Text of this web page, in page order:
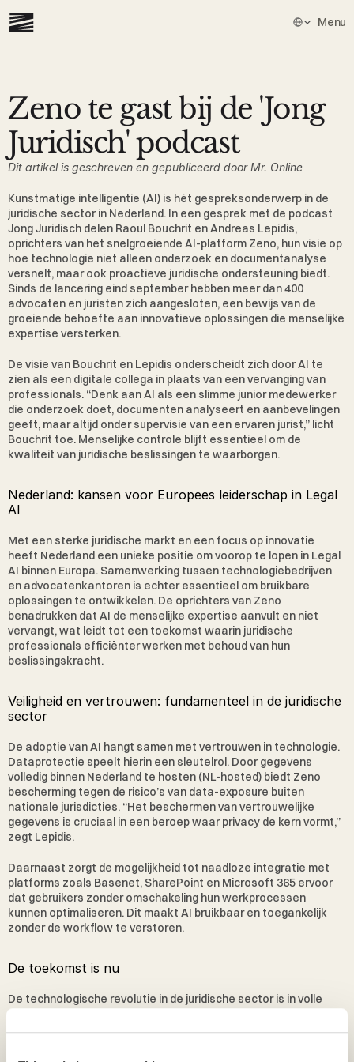
Menu
Zeno te gast bij de 'Jong
Juridisch' podcast
Dit artikel is geschreven en gepubliceerd door Mr. Online
Kunstmatige intelligentie (AI) is hét gespreksonderwerp in de
juridische sector in Nederland. In een gesprek met de podcast
Jong Juridisch delen Raoul Bouchrit en Andreas Lepidis,
oprichters van het snelgroeiende AI-platform Zeno, hun visie op
hoe technologie niet alleen onderzoek en documentanalyse
versnelt, maar ook proactieve juridische ondersteuning biedt.
Sinds de lancering eind september hebben meer dan 400
advocaten en juristen zich aangesloten, een bewijs van de
groeiende behoefte aan innovatieve oplossingen die menselijke
expertise versterken.
De visie van Bouchrit en Lepidis onderscheidt zich door AI te
zien als een digitale collega in plaats van een vervanging van
professionals. “Denk aan AI als een slimme junior medewerker
die onderzoek doet, documenten analyseert en aanbevelingen
geeft, maar altijd onder supervisie van een ervaren jurist,” licht
Bouchrit toe. Menselijke controle blijft essentieel om de
kwaliteit van juridische beslissingen te waarborgen.
Nederland: kansen voor Europees leiderschap in Legal
AI
Met een sterke juridische markt en een focus op innovatie
heeft Nederland een unieke positie om voorop te lopen in Legal
AI binnen Europa. Samenwerking tussen technologiebedrijven
en advocatenkantoren is echter essentieel om bruikbare
oplossingen te ontwikkelen. De oprichters van Zeno
benadrukken dat AI de menselijke expertise aanvult en niet
vervangt, wat leidt tot een toekomst waarin juridische
professionals efficiënter werken met behoud van hun
beslissingskracht.
Veiligheid en vertrouwen: fundamenteel in de juridische
sector
De adoptie van AI hangt samen met vertrouwen in technologie.
Dataprotectie speelt hierin een sleutelrol. Door gegevens
volledig binnen Nederland te hosten (NL-hosted) biedt Zeno
bescherming tegen de risico’s van data-exposure buiten
nationale jurisdicties. “Het beschermen van vertrouwelijke
gegevens is cruciaal in een beroep waar privacy de kern vormt,”
zegt Lepidis.
Daarnaast zorgt de mogelijkheid tot naadloze integratie met
platforms zoals Basenet, SharePoint en Microsoft 365 ervoor
dat gebruikers zonder omschakeling hun werkprocessen
kunnen optimaliseren. Dit maakt AI bruikbaar en toegankelijk
zonder de workflow te verstoren.
De toekomst is nu
De technologische revolutie in de juridische sector is in volle
gang. AI kan niet alleen tijdsdruk verlichten, maar ook dieper
inzicht bieden voor betere strategische besluitvorming. “AI is
versterker van hun vaardigheden,” besluiten de oprichters. Voor